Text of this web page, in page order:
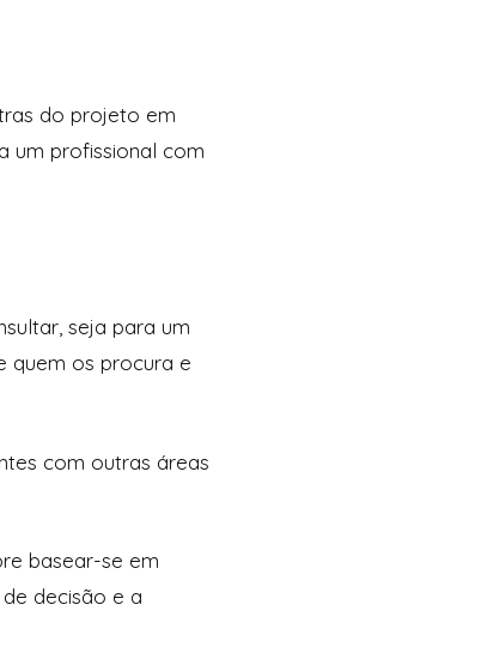
do projeto em
um profissional com
seja para um
quem os procura e
com outras áreas
basear-se em
decisão e a